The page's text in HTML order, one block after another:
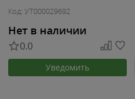
Код: УТ000029692
Нет в наличии
0.0
Уведомить